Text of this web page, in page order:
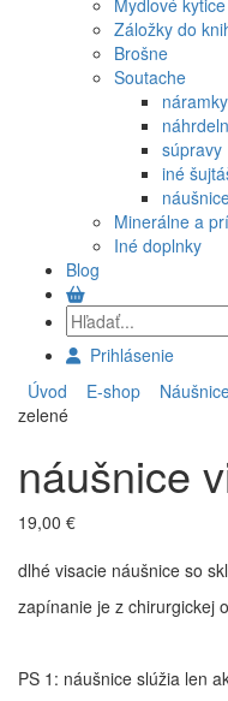
Mydlové kytice
Záložky do
Brošne
Soutache
náramky
súpravy
iné
Minerálne a
Iné doplnky
Blog
Prihlásenie
Úvod
E-shop
zelené
náušnice
19,00 €
dlhé visacie náušnice so
zapínanie je z chirurgickej
PS 1: náušnice slúžia len